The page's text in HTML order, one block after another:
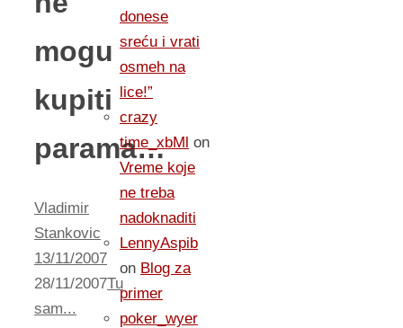
mogu
kupiti
parama…
Vladimir
Stankovic
13/11/2007
28/11/2007Tu
sam...
donese
sreću i vrati
osmeh na
lice!”
crazy
time_xbMl on
Vreme koje
ne treba
nadoknaditi
LennyAspib
on Blog za
primer
poker_wyer